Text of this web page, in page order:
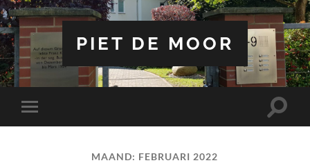
PIET DE MOOR
Toggle
mobiel
Toggle
MAAND: FEBRUARI 2022